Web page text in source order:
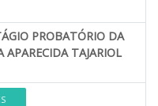
PROBATÓRIO DA
APARECIDA TAJARIOL